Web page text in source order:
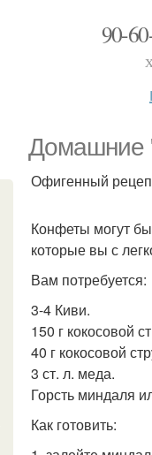
90-
Домашние
Офигенный
Конфеты могут
которые вы с
Вам потребуется:
3-4 Киви.
150 г кокосовой
40 г кокосовой
3 ст. л. меда.
Горсть миндаля
Как готовить: